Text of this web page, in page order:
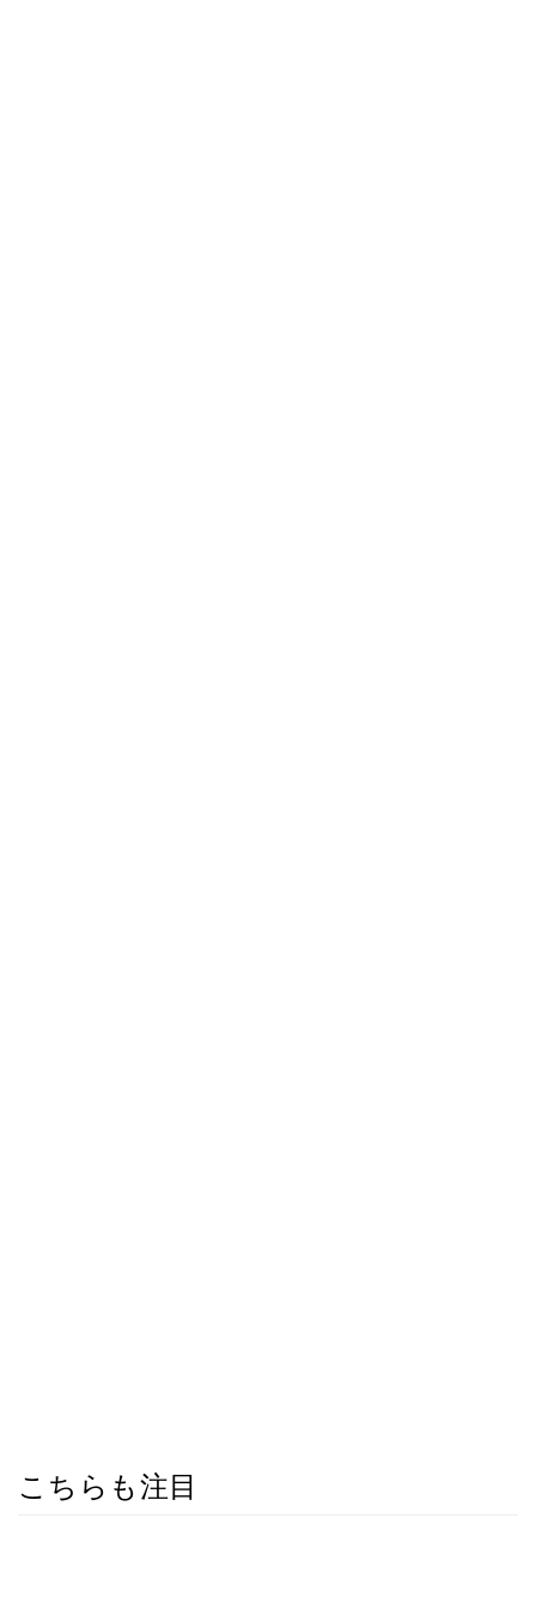
こちらも注目